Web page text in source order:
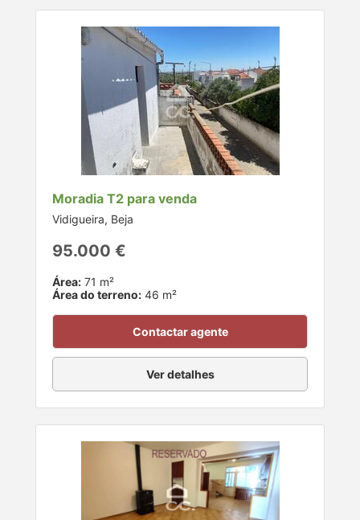
Moradia T2 para venda
Vidigueira, Beja
95.000 €
Área: 71 m²
Área do terreno: 46 m²
Contactar agente
Ver detalhes